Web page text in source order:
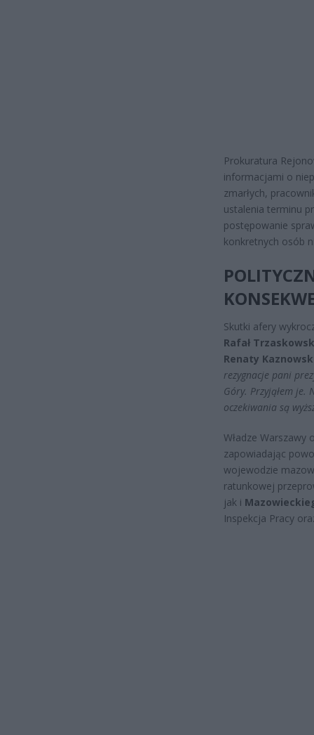
Prokuratura
informacjami o
zmarłych,
ustalenia terminu
postępowanie
konkretnych osób
Skutki afery
Rafał
Renaty
rezygnacje pani
Góry. Przyjąłem je.
oczekiwania są
Władze Warszawy
zapowiadając
wojewodzie
ratunkowej
jak i
Inspekcja Pracy